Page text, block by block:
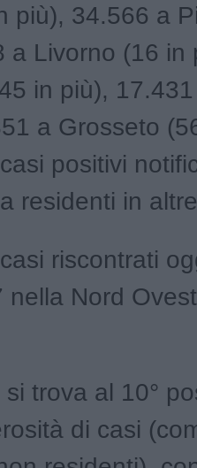
più), 34.566 a
a Livorno (16 in
in più),
a Grosseto
positivi
residenti in
riscontrati
nella Nord
si trova al 10°
di casi